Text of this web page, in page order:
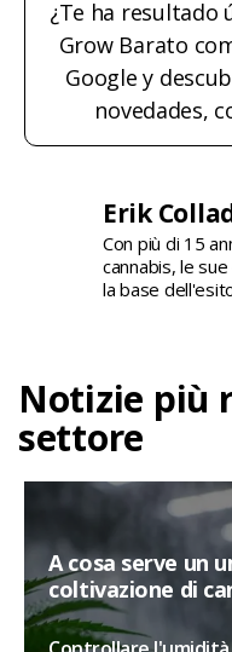
¿Te ha resultado
Grow Barato
Google y
novedades,
Erik
Con più di 15
cannabis, le
la base
Notizie più
settore
A cosa serve un
coltivazione di